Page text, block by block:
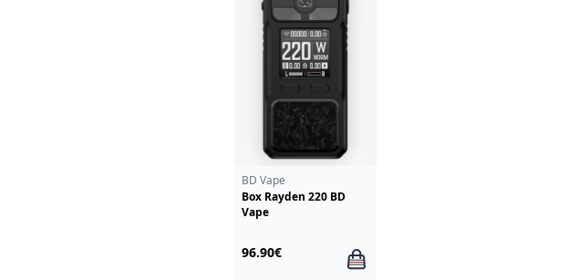
BD Vape
Box Rayden 220 BD
Vape
96.90€